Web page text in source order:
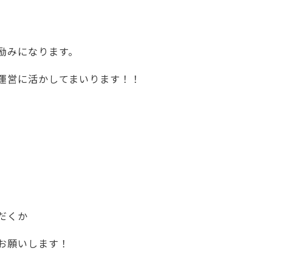
になります。
に活かしてまいります！！
くか
願いします！